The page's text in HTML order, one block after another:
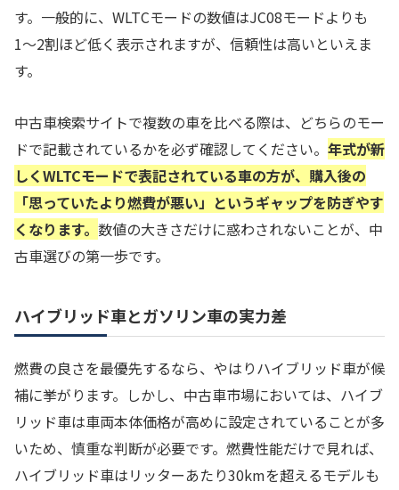
す。一般的に、WLTCモードの数値はJC08モードよりも
1〜2割ほど低く表示されますが、信頼性は高いといえま
す。
中古車検索サイトで複数の車を比べる際は、どちらのモー
ドで記載されているかを必ず確認してください。 年式が新
しくWLTCモードで表記されている車の方が、購入後の
「思っていたより燃費が悪い」というギャップを防ぎやす
くなります。 数値の大きさだけに惑わされないことが、中
古車選びの第一歩です。
ハイブリッド車とガソリン車の実力差
燃費の良さを最優先するなら、やはりハイブリッド車が候
補に挙がります。しかし、中古車市場においては、ハイブ
リッド車は車両本体価格が高めに設定されていることが多
いため、慎重な判断が必要です。燃費性能だけで見れば、
ハイブリッド車はリッターあたり30kmを超えるモデルも